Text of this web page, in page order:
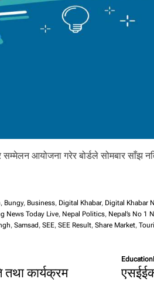
सम्मेलन आयोजना गरेर बोर्डले सोमबार साँझ
, Bungy, Business, Digital Khabar, Digital Khabar
News Today Live, Nepal Politics, Nepal’s No 1
, Samsad , SEE, SEE Result, Share Market,
तथा कार्यक्रम
Education